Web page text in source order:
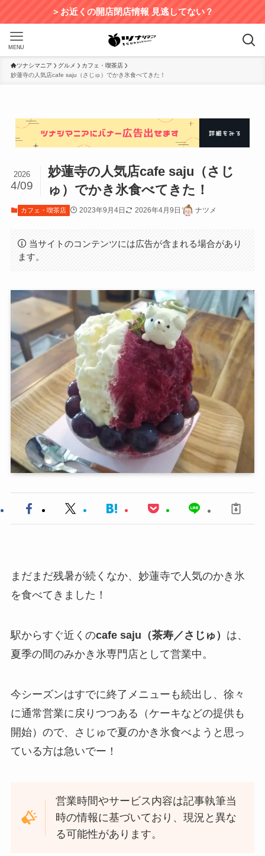
＞お近くの開店閉店情報 見逃してない？
MENU
ツナシマニア グルメ
カフェ・喫茶店
妙蓮寺の人気店cafe saju（さじゅ）でかき氷食べてきた！
妙蓮寺の人気店cafe saju（さじ
ゅ）でかき氷食べてきた！
2026
4/09
カフェ・喫茶店 2023年9月4日 2026年4月9日 ナツメ
当サイトのコンテンツには広告が含まれる場合があり
ます。
まだまだ残暑が続くなか、妙蓮寺で人気のかき氷
を食べてきました！
駅からすぐ近くのcafe saju（茶寿／さじゅ） は、
夏季の間のみかき氷専門店として営業中。
今シーズンはすでに終了メニューも続出し、徐々
に通常営業に戻りつつある（ケーキなどの提供も
開始）ので、さじゅで夏のかき氷食べようと思っ
ている方は急いでー！
営業時間やサービス内容は記事執筆当
時の情報に基づいており、現況と異な
る可能性があります。